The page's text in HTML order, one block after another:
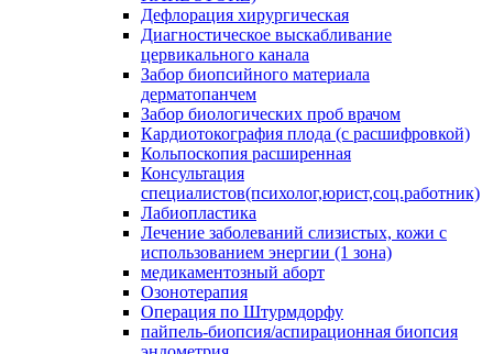
Дефлорация хирургическая
Диагностическое выскабливание
цервикального канала
Забор биопсийного материала
дерматопанчем
Забор биологических проб врачом
Кардиотокография плода (с расшифровкой)
Кольпоскопия расширенная
Консультация
специалистов(психолог,юрист,соц.работник)
Лабиопластика
Лечение заболеваний слизистых, кожи с
использованием энергии (1 зона)
медикаментозный аборт
Озонотерапия
Операция по Штурмдорфу
пайпель-биопсия/аспирационная биопсия